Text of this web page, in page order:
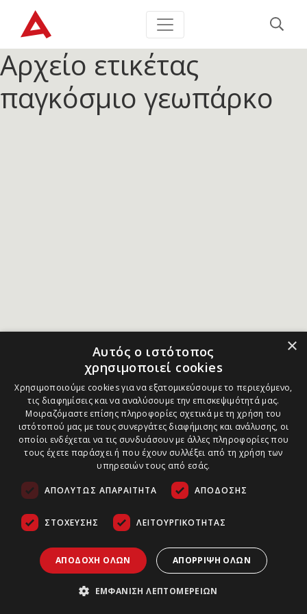
Αρχείο ετικέτας
παγκόσμιο γεωπάρκο
×
Αυτός ο ιστότοπος
χρησιμοποιεί cookies
Χρησιμοποιούμε cookies για να εξατομικεύσουμε το περιεχόμενο,
τις διαφημίσεις και να αναλύσουμε την επισκεψιμότητά μας.
Μοιραζόμαστε επίσης πληροφορίες σχετικά με τη χρήση του
ιστότοπού μας με τους συνεργάτες διαφήμισης και ανάλυσης, οι
οποίοι ενδέχεται να τις συνδυάσουν με άλλες πληροφορίες που
τους έχετε παράσχει ή που έχουν συλλέξει από τη χρήση των
υπηρεσιών τους από εσάς.
ΑΠΟΛΎΤΩΣ ΑΠΑΡΑΊΤΗΤΑ ΑΠΌΔΟΣΗΣ
ΣΤΌΧΕΥΣΗΣ ΛΕΙΤΟΥΡΓΙΚΌΤΗΤΑΣ
ΑΠΟΔΟΧΉ ΌΛΩΝ ΑΠΌΡΡΙΨΗ ΌΛΩΝ
ΕΜΦΆΝΙΣΗ ΛΕΠΤΟΜΕΡΕΙΏΝ